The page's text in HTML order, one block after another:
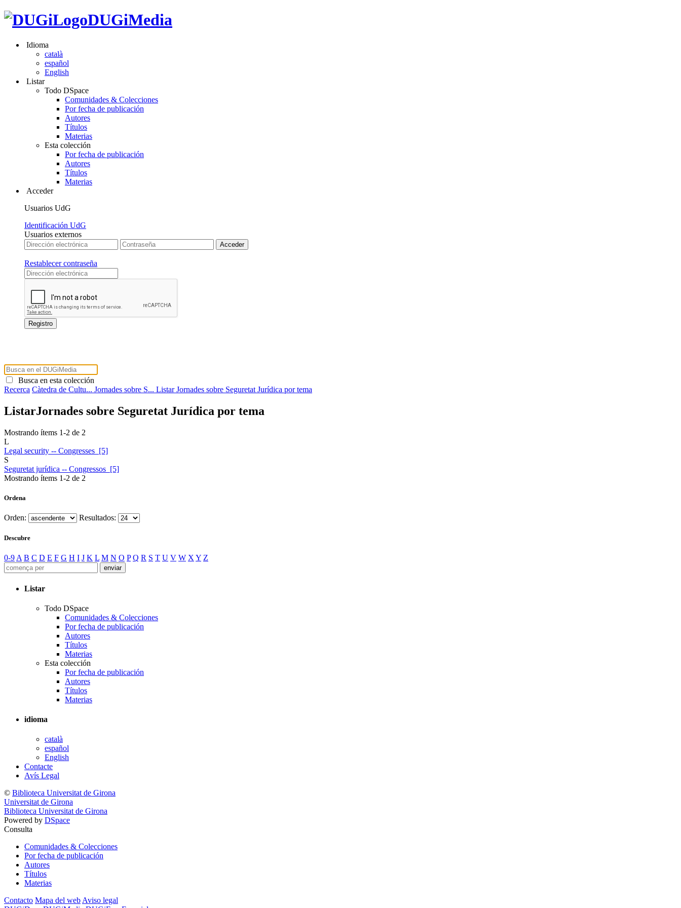
DUGiMedia
Idioma
català
español
English
Listar
Todo DSpace
Comunidades & Colecciones
Por fecha de publicación
Autores
Títulos
Materias
Esta colección
Por fecha de publicación
Autores
Títulos
Materias
Acceder
Usuarios UdG
Identificación UdG
Usuarios externos
Restablecer contraseña
Busca en esta colección
Recerca Càtedra de Cultu... Jornades sobre S... Listar Jornades sobre Seguretat Jurídica por tema
ListarJornades sobre Seguretat Jurídica por tema
Mostrando ítems 1-2 de 2
L
Legal security -- Congresses [5]
S
Seguretat jurídica -- Congressos [5]
Mostrando ítems 1-2 de 2
Ordena
Orden: Resultados:
Descubre
0-9 A B C D E F G H I J K L M N O P Q R S T U V W X Y Z
Listar
Todo DSpace
Comunidades & Colecciones
Por fecha de publicación
Autores
Títulos
Materias
Esta colección
Por fecha de publicación
Autores
Títulos
Materias
idioma
català
español
English
Contacte
Avís Legal
© Biblioteca Universitat de Girona
Universitat de Girona
Biblioteca Universitat de Girona
Powered by DSpace
Consulta
Comunidades & Colecciones
Por fecha de publicación
Autores
Títulos
Materias
Contacto Mapa del webAviso legal